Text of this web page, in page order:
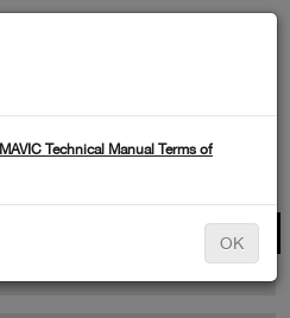
MAVIC Technical Manual Terms of
OK